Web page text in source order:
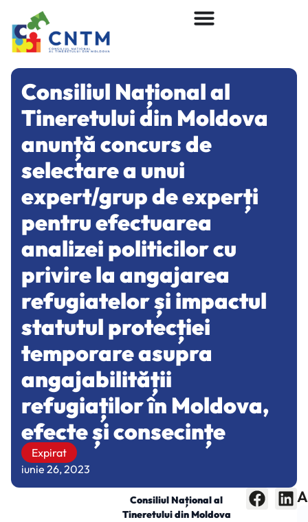
Consiliul Național al
Tineretului din Moldova
anunță concurs de
selectare a unui
expert/grup de experți
pentru efectuarea
analizei politicilor cu
privire la angajarea
refugiatelor și impactul
statutul protecției
temporare asupra
angajabilității
refugiaților în Moldova,
efecte și consecințe
Expirat
iunie 26, 2023
Consiliul Național al
Tineretului din Moldova